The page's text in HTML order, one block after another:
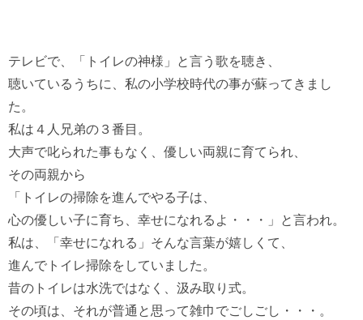
テレビで、「トイレの神様」と言う歌を聴き、
聴いているうちに、私の小学校時代の事が蘇ってきまし
た。
私は４人兄弟の３番目。
大声で叱られた事もなく、優しい両親に育てられ、
その両親から
「トイレの掃除を進んでやる子は、
心の優しい子に育ち、幸せになれるよ・・・」と言われ。
私は、「幸せになれる」そんな言葉が嬉しくて、
進んでトイレ掃除をしていました。
昔のトイレは水洗ではなく、汲み取り式。
その頃は、それが普通と思って雑巾でごしごし・・・。